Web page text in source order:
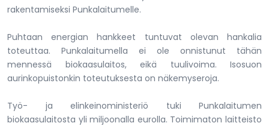
rakentamiseksi Punkalaitumelle.
Puhtaan energian hankkeet tuntuvat olevan hankalia
toteuttaa. Punkalaitumella ei ole onnistunut tähän
mennessä biokaasulaitos, eikä tuulivoima. Isosuon
aurinkopuistonkin toteutuksesta on näkemyseroja.
Työ- ja elinkeinoministeriö tuki Punkalaitumen
biokaasulaitosta yli miljoonalla eurolla. Toimimaton laitteisto